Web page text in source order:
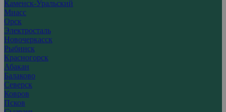
Каменск-Уральский
Миасс
Орск
Электросталь
Новочеркасск
Рыбинск
Красногорск
Абакан
Балаково
Северск
Ковров
Псков